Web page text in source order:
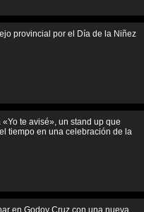
provincial por el Día de la Niñez
te avisé», un stand up que
tiempo en una celebración de la
en Godoy Cruz con una nueva